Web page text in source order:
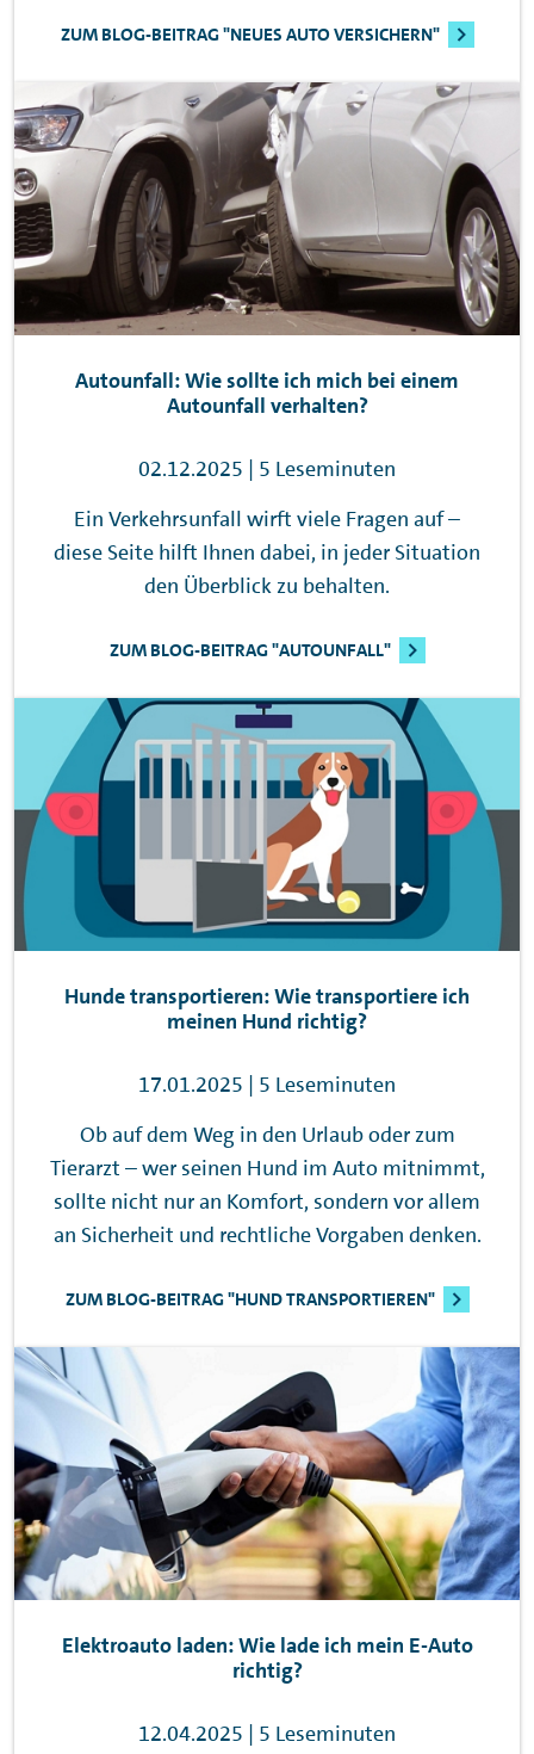
ZUM BLOG-BEITRAG "NEUES AUTO VERSICHERN"
Autounfall: Wie sollte ich mich bei einem
Autounfall verhalten?
02.12.2025 | 5 Leseminuten
Ein Verkehrsunfall wirft viele Fragen auf –
diese Seite hilft Ihnen dabei, in jeder Situation
den Überblick zu behalten.
ZUM BLOG-BEITRAG "AUTOUNFALL"
Hunde transportieren: Wie transportiere ich
meinen Hund richtig?
17.01.2025 | 5 Leseminuten
Ob auf dem Weg in den Urlaub oder zum
Tierarzt – wer seinen Hund im Auto mitnimmt,
sollte nicht nur an Komfort, sondern vor allem
an Sicherheit und rechtliche Vorgaben denken.
ZUM BLOG-BEITRAG "HUND TRANSPORTIEREN"
Elektroauto laden: Wie lade ich mein E-Auto
richtig?
12.04.2025 | 5 Leseminuten